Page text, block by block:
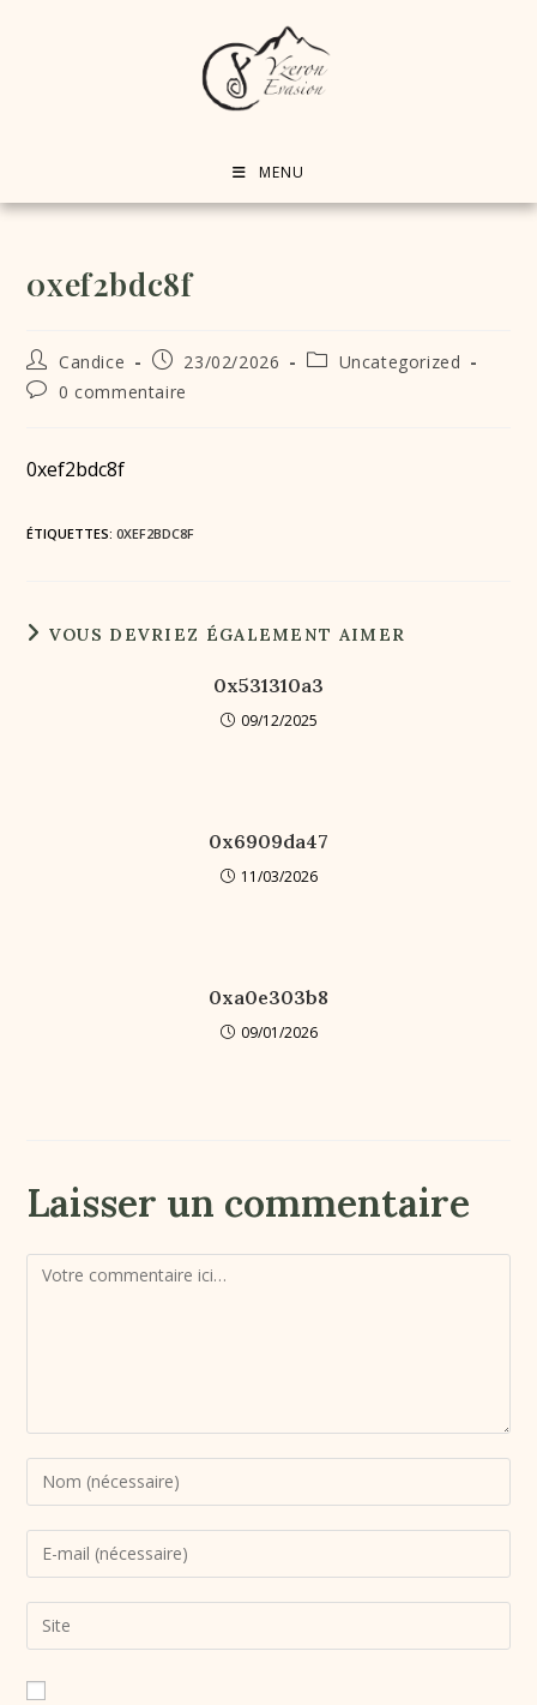
MENU
0xef2bdc8f
Candice 23/02/2026
Uncategorized
0 commentaire
0xef2bdc8f
ÉTIQUETTES:0XEF2BDC8F
VOUS DEVRIEZ ÉGALEMENT AIMER
0x531310a3
09/12/2025
0x6909da47
11/03/2026
0xa0e303b8
09/01/2026
Laisser un commentaire